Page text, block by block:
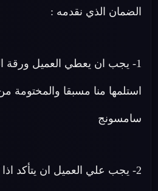
الضمان الذي نقدمه :
1- يجب ان يعطي العميل ورقة
استلمها منا مسبقا والمختومة
سامسونج
2- يجب علي العميل ان يتأكد